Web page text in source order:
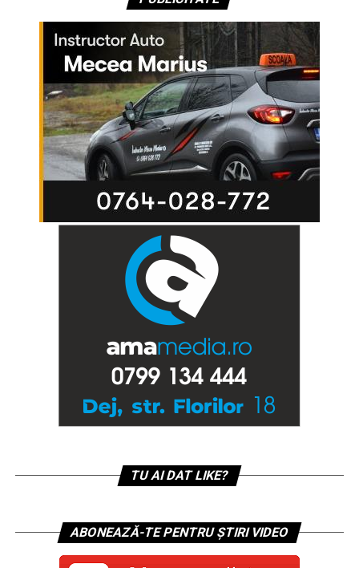
TU AI DAT LIKE?
ABONEAZĂ-TE PENTRU ȘTIRI VIDEO